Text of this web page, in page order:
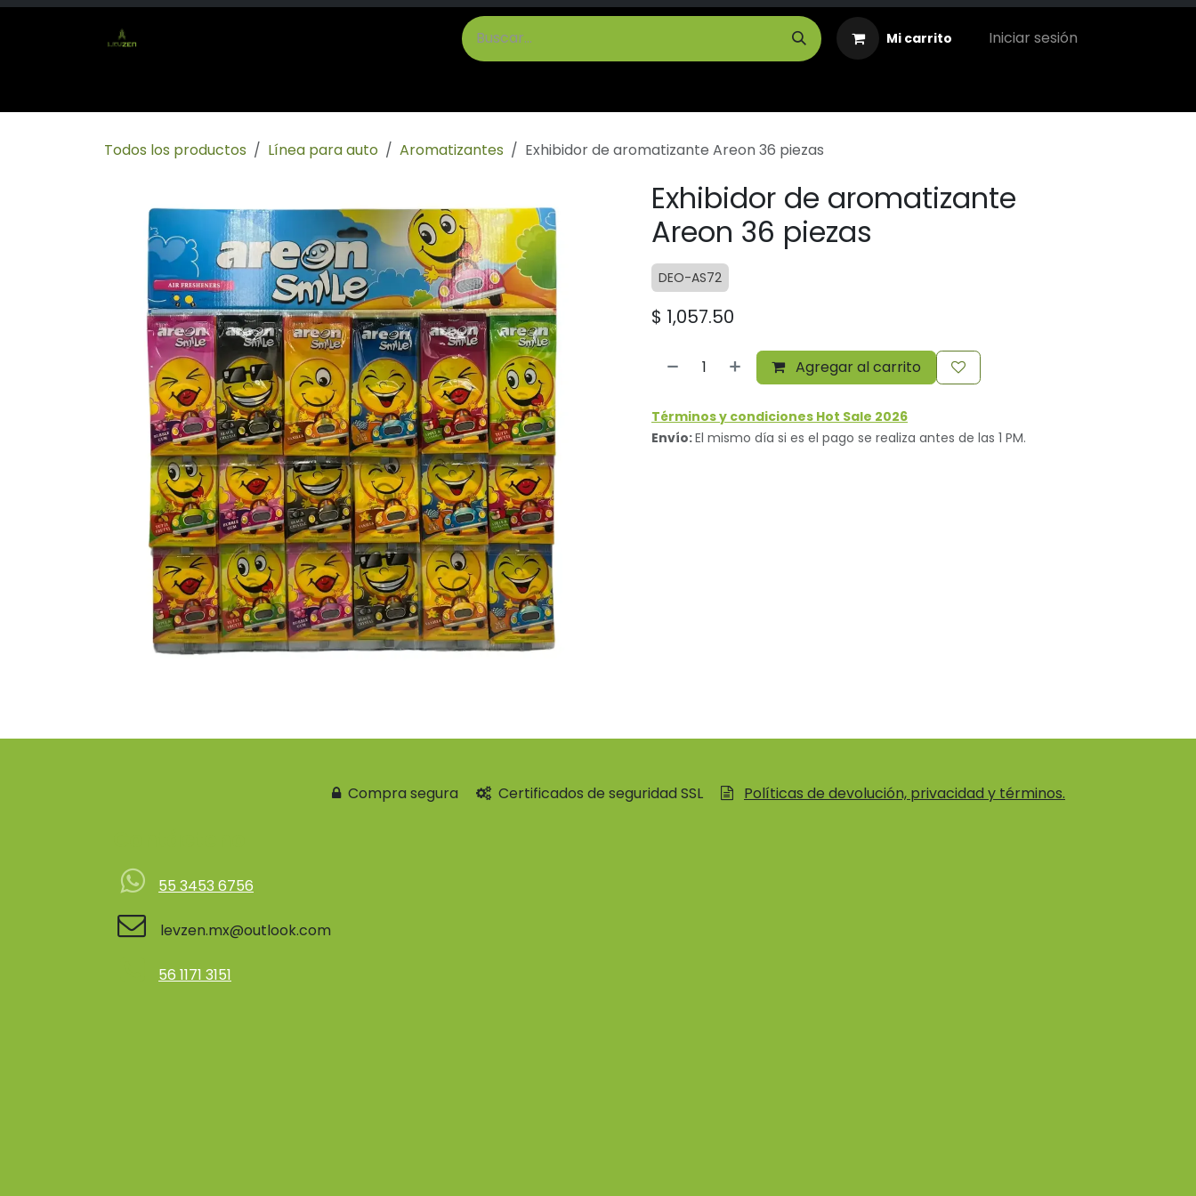
Ir al contenido
Mi carrito Iniciar sesión
Todos los productos Línea para auto Aromatizantes Exhibidor de aromatizante Areon 36 piezas
Exhibidor de aromatizante
Areon 36 piezas
DEO-AS72
$ 1,057.50
Agregar al carrito
Términos y condiciones Hot Sale 2026
Envío:El mismo día si es el pago se realiza antes de las 1 PM.
Compra segura Certificados de seguridad SSL Políticas de devolución, privacidad y términos.
55 3453 6756
levzen.mx@outlook.com
56 1171 3151